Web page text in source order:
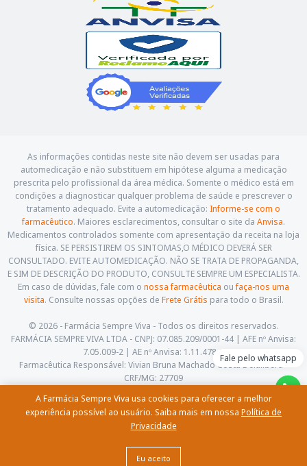
Fale pelo whatsapp
As informações contidas neste site não devem ser usadas para
automedicação e não substituem em hipótese alguma a medicação
prescrita pelo profissional da área médica. Somente o médico está em
condições a diagnosticar qualquer problema de saúde e prescrever o
tratamento adequado. Evite a automedicação: Informe-se com o
farmacêutico. Maiores esclarecimentos, consultar o site da Anvisa.
Medicamentos controlados somente com apresentação da receita na loja
física. SE PERSISTIREM OS SINTOMAS,O MÉDICO DEVERÁ SER
CONSULTADO. EVITE AUTOMEDICAÇÃO. NÃO SE TRATA DE PROPAGANDA,
E SIM DE DESCRIÇÃO DO PRODUTO, CONSULTE SEMPRE UM ESPECIALISTA.
Em caso de dúvidas, fale com o nossa farmacêutica oufaça-nos uma
visita. Consulte nossas opções de Frete Grátis para todo o Brasil.
© 2026 - Farmácia Sempre Viva - Todos os direitos reservados.
FARMÁCIA SEMPRE VIVA LTDA - CNPJ: 07.085.209/0001-44 | AFE nº Anvisa:
7.05.009-2 | AE nº Anvisa: 1.11.478-5
Farmacêutica Responsável: Vivian Bruna Machado Costa Delalibera -
CRF/MG: 27709
(35) 3622-5658 | contato@farmaciasempreviva.com.br
Eu aceito
A Farmácia Sempre Viva usa cookies para oferecer a melhor
experiência possível ao usuário. Saiba mais em nossa Política de
Privacidade